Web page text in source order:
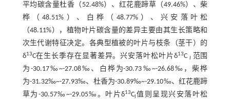
平均碳含量杜香（52.48%）、红花鹿蹄草（49.46%）、柴
桦（48.51%）、白桦（48.77%）、兴安落叶松
（48.11%），植物叶片碳含量的差异主要由其生长策略和
次生代谢特征决定。各典型植被的叶片与枝条（茎干）的
δ13C在生长季存在显著差异。兴安落叶松叶片δ13C l范围
为-30.17‰~-27.08‰、白桦 为
为-30.73‰~-26.68‰，柴桦
为-31.32‰~-27.93‰、杜香为-30.89‰~-29.10‰、红花鹿蹄
草为-30.57‰~-29.05‰。叶片δ13C 值则呈现兴安落叶松